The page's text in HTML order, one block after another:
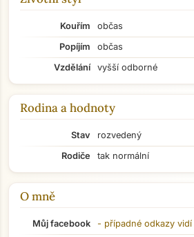
Kouřím
občas
Popíjím
občas
Vzdělání
vyšší odborné
Rodina a hodnoty
Stav
rozvedený
Rodiče
tak normální
O mně
Můj facebook - případné odkazy vidí